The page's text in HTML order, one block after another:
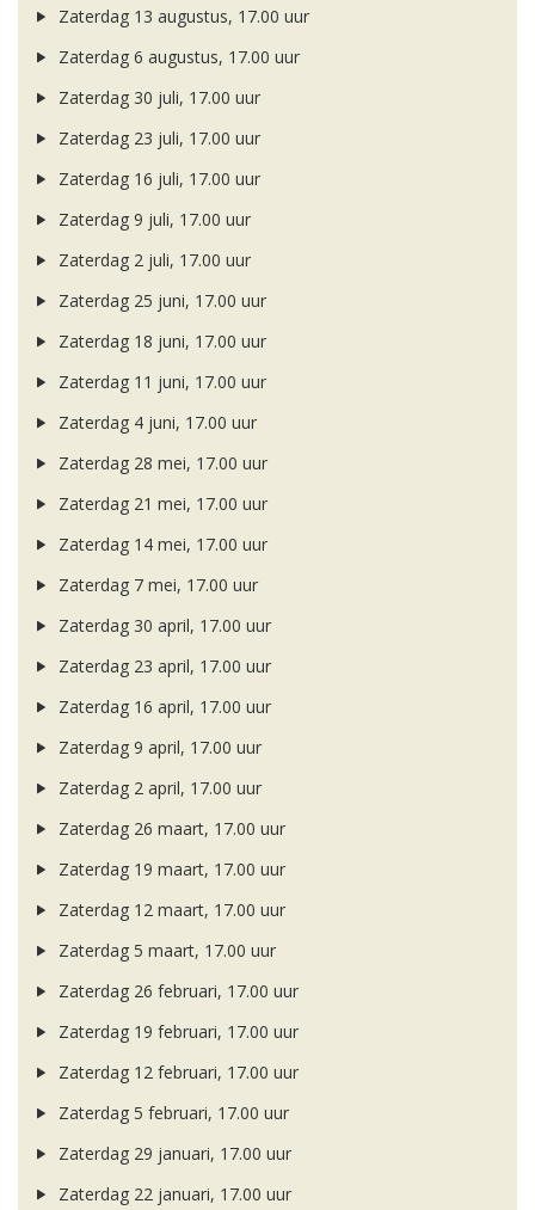
Zaterdag 13 augustus, 17.00 uur
Zaterdag 6 augustus, 17.00 uur
Zaterdag 30 juli, 17.00 uur
Zaterdag 23 juli, 17.00 uur
Zaterdag 16 juli, 17.00 uur
Zaterdag 9 juli, 17.00 uur
Zaterdag 2 juli, 17.00 uur
Zaterdag 25 juni, 17.00 uur
Zaterdag 18 juni, 17.00 uur
Zaterdag 11 juni, 17.00 uur
Zaterdag 4 juni, 17.00 uur
Zaterdag 28 mei, 17.00 uur
Zaterdag 21 mei, 17.00 uur
Zaterdag 14 mei, 17.00 uur
Zaterdag 7 mei, 17.00 uur
Zaterdag 30 april, 17.00 uur
Zaterdag 23 april, 17.00 uur
Zaterdag 16 april, 17.00 uur
Zaterdag 9 april, 17.00 uur
Zaterdag 2 april, 17.00 uur
Zaterdag 26 maart, 17.00 uur
Zaterdag 19 maart, 17.00 uur
Zaterdag 12 maart, 17.00 uur
Zaterdag 5 maart, 17.00 uur
Zaterdag 26 februari, 17.00 uur
Zaterdag 19 februari, 17.00 uur
Zaterdag 12 februari, 17.00 uur
Zaterdag 5 februari, 17.00 uur
Zaterdag 29 januari, 17.00 uur
Zaterdag 22 januari, 17.00 uur